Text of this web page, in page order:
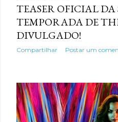
TEASER OFICIAL DA
TEMPORADA DE
DIVULGADO!
Compartilhar Postar um